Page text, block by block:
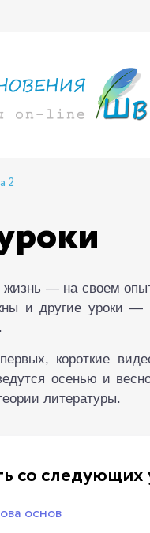
2
— на своем
и другие уроки —
короткие
осенью и
литературы.
со следующих
основ